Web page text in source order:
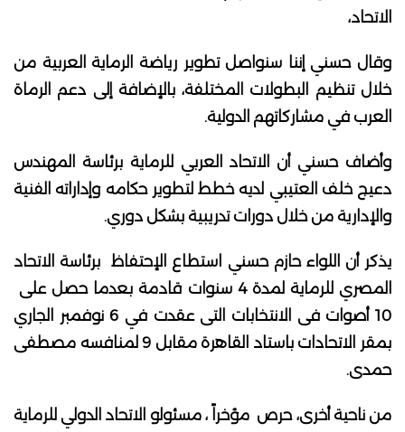
الاتحاد،
وقال حسني إننا سنواصل تطوير رياضة الرماية العربية من
خلال تنظيم البطولات المختلفة، بالإضافة إلى دعم الرماة
العرب في مشاركاتهم الدولية.
وأضاف حسني أن الاتحاد العربي للرماية برئاسة المهندس
دعيج خلف العتيبي لديه خطط لتطوير حكامه وإداراته الفنية
والإدارية من خلال دورات تدريبية بشكل دوري.
يذكر أن اللواء حازم حسني استطاع الإحتفاظ برئاسة الاتحاد
المصري للرماية لمدة 4 سنوات قادمة بعدما حصل على
10 أصوات فى الانتخابات التى عقدت في 6 نوفمبر الجاري
بمقر الاتحادات باستاد القاهرة مقابل 9 لمنافسه مصطفى
حمدى.
من ناحية أخرى، حرص مؤخراً ، مسئولو الاتحاد الدولي للرماية